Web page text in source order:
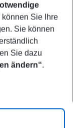
können Sie Ihre
Sie können
Sie dazu
ändern“.